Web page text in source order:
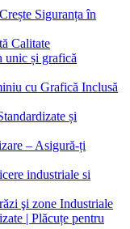
Siguranța în
Calitate
unic și grafică
cu Grafică Inclusă
și
– Asigură-ți
industriale si
şi zone Industriale
| Plăcuțe pentru